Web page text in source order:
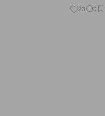
23 0